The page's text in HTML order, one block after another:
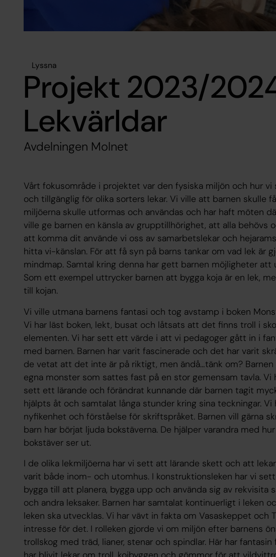
Lyssna
Projekt 2023/
Lekvärldar
Avdelningen Molnet
Vårt fokusområde i projektet var den fysiska miljön och hur vi
och tillgänglig för olika sorters lekar. Vi ville att barnen skulle
miljöerna skulle utformas och användas och har haft möten
ville ge barnen en känsla av grupptillhörighet, att alla behövs
att komma dit använde vi oss av samarbetslekar och
hitta vi-känslan. För att få syn på barns tankar om vad lek är
mindmap. Samtal kring denna har gett barnen möjligheter att
Som ett exempel uttrycker barnen att bygga koja är en lek,
till kojan.
Vi ville utmana barnens fantasi och tog avstamp i boken
Vi har läst boken, lekt, busat och låtsats att det finns troll i
elementen. Vi har sett ett värde i att vi pedagoger gått in i
med barnen. Barnen har varit fascinerade och det har varit
de vetat att det inte är på riktigt, men ändå…tänk om?
egna monster som sattes fast på en stor gemensam tavla. Vi
sett ett lärande och förändrat kunnande där barnen tagit
hjälpts åt och samtalat långa stunder kring sina teckningar.
nyfikenhet och förståelse för skriftspråket. Barnen vill gärna
barn har börjat ljuda bokstäverna. De hjälper varandra med
bokstäver ser ut.
I de olika lekmiljöerna har vi sett att lärande skett och att
varit både inom- och utomhus. I konstruktionsleken har vi
bygga till att planera, bygga upp och använda sig av rekvisita
och andra leksaker. Barnen har samtalat kontinuerligt i leken
leken ska utvecklas. Vi har vävt in fakta om Vasaskeppet och
intresse för det. I rolleken gjorde vi om miljön efter barnens
trollskog med träd, lianer, stenar och spindlar. Här har